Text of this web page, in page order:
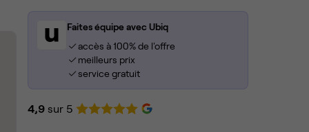
Faites équipe avec Ubiq
accès à 100% de l'offre
meilleurs prix
service gratuit
4,9 sur 5